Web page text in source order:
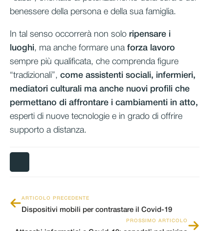
benessere della persona e della sua famiglia.
In tal senso occorrerà non solo ripensare i
luoghi, ma anche formare una forza lavoro
sempre più qualificata, che comprenda figure
“tradizionali”, come assistenti sociali, infermieri,
mediatori culturali ma anche nuovi profili che
permettano di affrontare i cambiamenti in atto,
esperti di nuove tecnologie e in grado di offrire
supporto a distanza.
ARTICOLO PRECEDENTE
Dispositivi mobili per contrastare il Covid-19
PROSSIMO ARTICOLO